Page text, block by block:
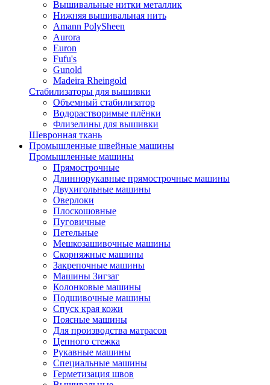
Вышивальные нитки металлик
Нижняя вышивальная нить
Amann PolySheen
Aurora
Euron
Fufu's
Gunold
Madeira Rheingold
Стабилизаторы для вышивки
Объемный стабилизатор
Водорастворимые плёнки
Флизелины для вышивки
Шевронная ткань
Промышленные швейные машины
Промышленные машины
Прямострочные
Длиннорукавные прямострочные машины
Двухигольные машины
Оверлоки
Плоскошовные
Пуговичные
Петельные
Мешкозашивочные машины
Скорняжные машины
Закрепочные машины
Машины Зигзаг
Колонковые машины
Подшивочные машины
Спуск края кожи
Поясные машины
Для производства матрасов
Цепного стежка
Рукавные машины
Специальные машины
Герметизация швов